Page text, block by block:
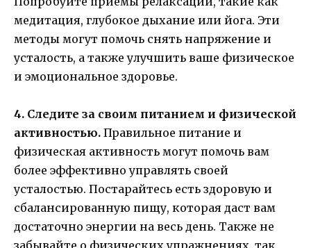
медитация, глубокое дыхание или йога. Эти
методы могут помочь снять напряжение и
усталость, а также улучшить ваше физическое
и эмоциональное здоровье.
4. Следите за своим питанием и физической
активностью. Правильное питание и
физическая активность могут помочь вам
более эффективно управлять своей
усталостью. Постарайтесь есть здоровую и
сбалансированную пищу, которая даст вам
достаточно энергии на весь день. Также не
забывайте о физических упражнениях, так